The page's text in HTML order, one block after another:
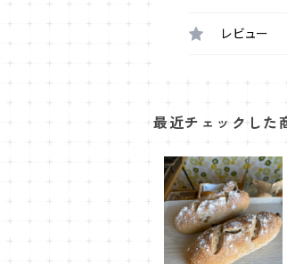
レビュー
最近チェックした